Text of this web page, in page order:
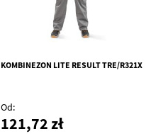
KOMBINEZON LITE RESULT TRE/R321X
Od
121,72 zł